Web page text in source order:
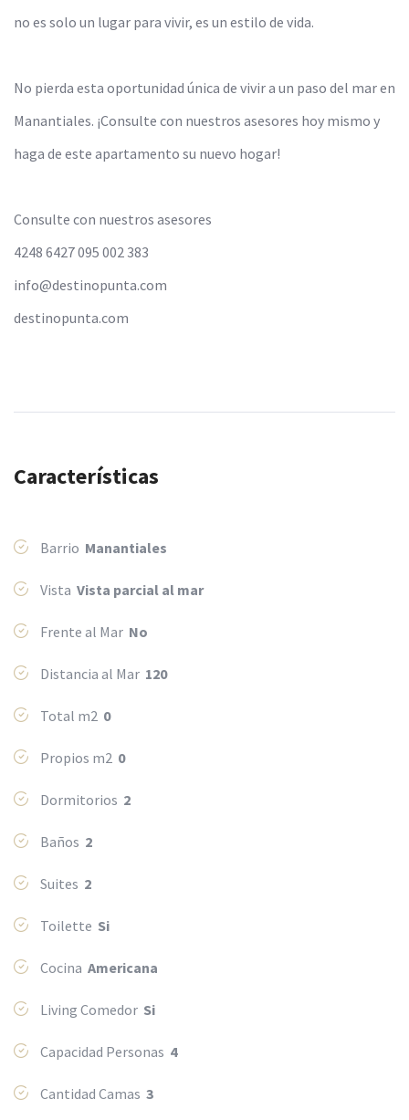
no es solo un lugar para vivir, es un estilo de vida.
No pierda esta oportunidad única de vivir a un paso del mar en
Manantiales. ¡Consulte con nuestros asesores hoy mismo y
haga de este apartamento su nuevo hogar!
Consulte con nuestros asesores
4248 6427 095 002 383
info@destinopunta.com
destinopunta.com
Características
Barrio Manantiales
Vista Vista parcial al mar
Frente al Mar No
Distancia al Mar 120
Total m2 0
Propios m2 0
Dormitorios 2
Baños 2
Suites 2
Toilette Si
Cocina Americana
Living Comedor Si
Capacidad Personas 4
Cantidad Camas 3